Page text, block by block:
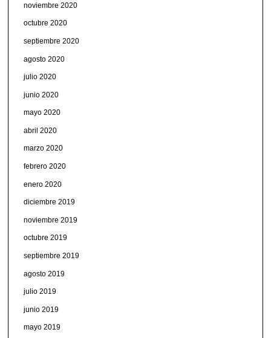
noviembre 2020
octubre 2020
septiembre 2020
agosto 2020
julio 2020
junio 2020
mayo 2020
abril 2020
marzo 2020
febrero 2020
enero 2020
diciembre 2019
noviembre 2019
octubre 2019
septiembre 2019
agosto 2019
julio 2019
junio 2019
mayo 2019